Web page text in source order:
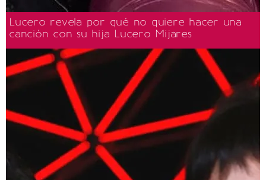
Lucero revela por qué no quiere hacer una
canción con su hija Lucero Mijares